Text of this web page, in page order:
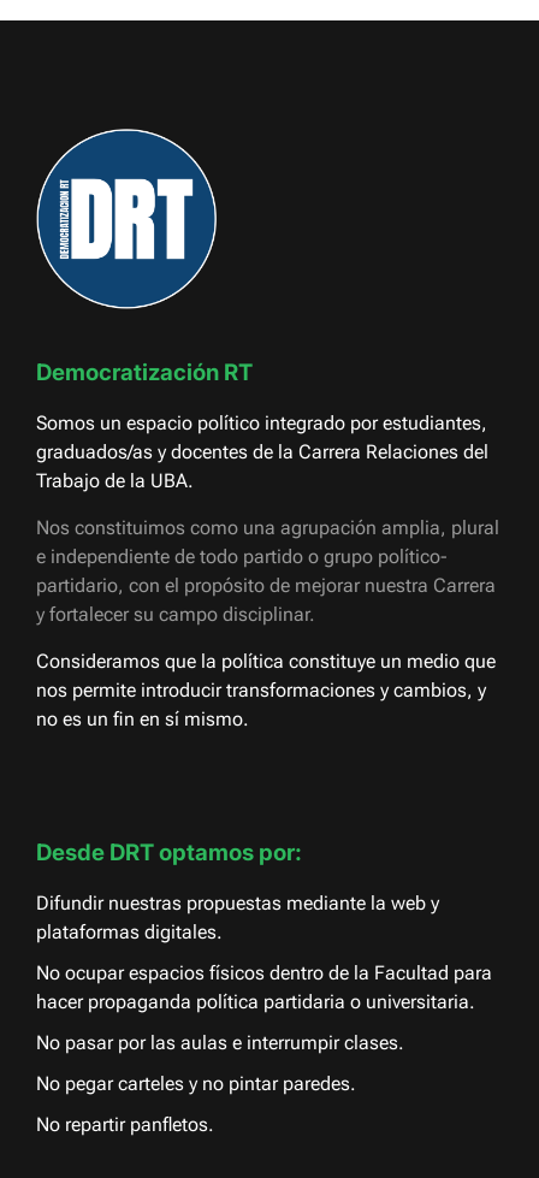
Democratización RT
Somos un espacio político integrado por estudiantes,
graduados/as y docentes de la Carrera Relaciones del
Trabajo de la UBA.
Nos constituimos como una agrupación amplia, plural
e independiente de todo partido o grupo político-
partidario, con el propósito de mejorar nuestra Carrera
y fortalecer su campo disciplinar.
Consideramos que la política constituye un medio que
nos permite introducir transformaciones y cambios, y
no es un fin en sí mismo.
Desde DRT optamos por:
Difundir nuestras propuestas mediante la web y
plataformas digitales.
No ocupar espacios físicos dentro de la Facultad para
hacer propaganda política partidaria o universitaria.
No pasar por las aulas e interrumpir clases.
No pegar carteles y no pintar paredes.
No repartir panfletos.